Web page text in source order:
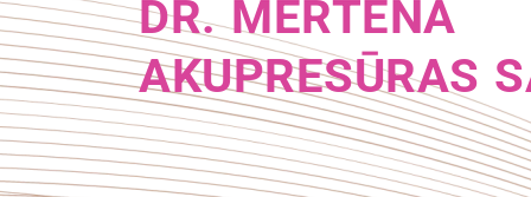
DR. MERTENA
AKUPRESŪRAS